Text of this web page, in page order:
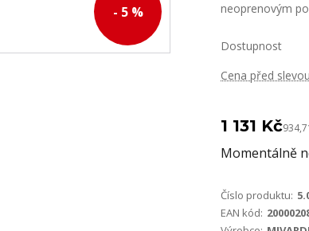
- 5 %
neoprenovým
Dostupnost
Cena před slevou
1 131 Kč
Momentálně
Číslo produktu:
EAN kód: